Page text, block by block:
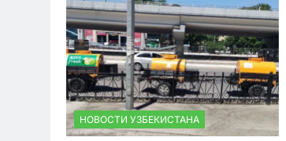
НОВОСТИ УЗБЕКИСТАНА